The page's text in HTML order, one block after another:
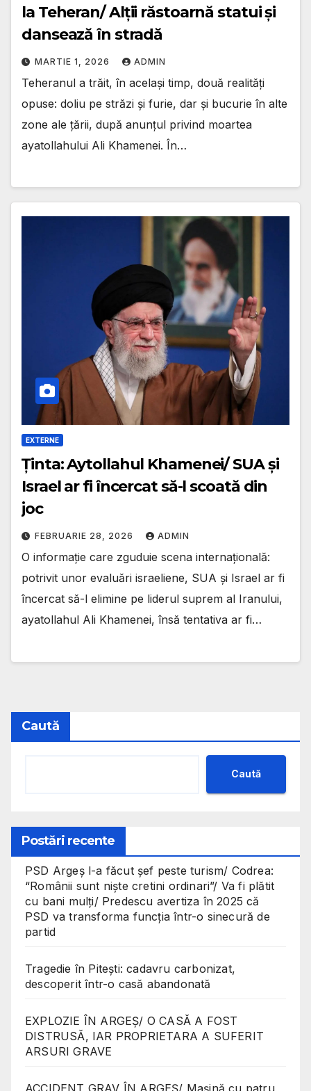
la Teheran/ Alții răstoarnă statui și
dansează în stradă
MARTIE 1, 2026 ADMIN
Teheranul a trăit, în același timp, două realități
opuse: doliu pe străzi și furie, dar și bucurie în alte
zone ale țării, după anunțul privind moartea
ayatollahului Ali Khamenei. În…
EXTERNE
Ținta: Aytollahul Khamenei/ SUA și
Israel ar fi încercat să-l scoată din
joc
FEBRUARIE 28, 2026 ADMIN
O informație care zguduie scena internațională:
potrivit unor evaluări israeliene, SUA și Israel ar fi
încercat să-l elimine pe liderul suprem al Iranului,
ayatollahul Ali Khamenei, însă tentativa ar fi…
Caută
Caută
Postări recente
PSD Argeș l-a făcut șef peste turism/ Codrea:
“Românii sunt niște cretini ordinari”/ Va fi plătit
cu bani mulți/ Predescu avertiza în 2025 că
PSD va transforma funcția într-o sinecură de
partid
Tragedie în Pitești: cadavru carbonizat,
descoperit într-o casă abandonată
EXPLOZIE ÎN ARGEȘ/ O CASĂ A FOST
DISTRUSĂ, IAR PROPRIETARA A SUFERIT
ARSURI GRAVE
ACCIDENT GRAV ÎN ARGEȘ/ Mașină cu patru